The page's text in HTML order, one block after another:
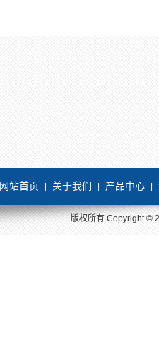
网站首页 关于我们 产品中心
版权所有 Copyright ©